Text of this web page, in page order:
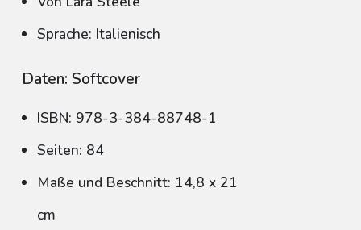
Sprache: Italienisch
Daten: Softcover
ISBN: 978-3-384-88748-1
Seiten: 84
Maße und Beschnitt: 14,8 x 21
cm